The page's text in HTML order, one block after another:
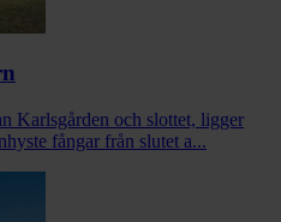
Karlsgården och slottet, ligger
fångar från slutet a...